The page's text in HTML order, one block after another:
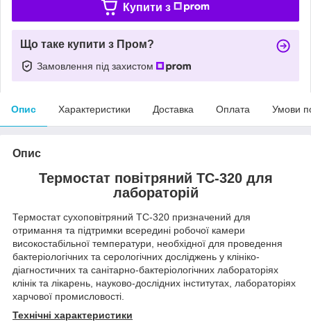
Купити з
Що таке купити з Пром?
Замовлення під захистом
Опис Характеристики Доставка Оплата Умови
Опис
Термостат повітряний ТС-320 для
лабораторій
Термостат сухоповітряний ТС-320 призначений для
отримання та підтримки всередині робочої камери
високостабільної температури, необхідної для проведення
бактеріологічних та серологічних досліджень у клініко-
діагностичних та санітарно-бактеріологічних лабораторіях
клінік та лікарень, науково-дослідних інститутах, лабораторіях
харчової промисловості.
Технічні характеристики